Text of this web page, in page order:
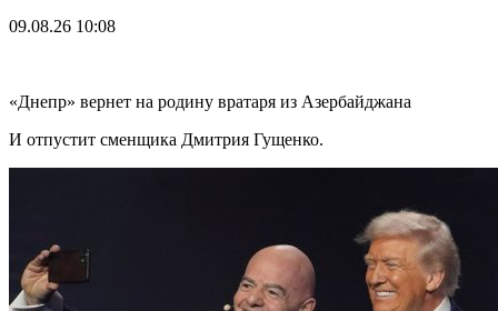
09.08.26 10:08
«Днепр» вернет на родину вратаря из Азербайджана
И отпустит сменщика Дмитрия Гущенко.